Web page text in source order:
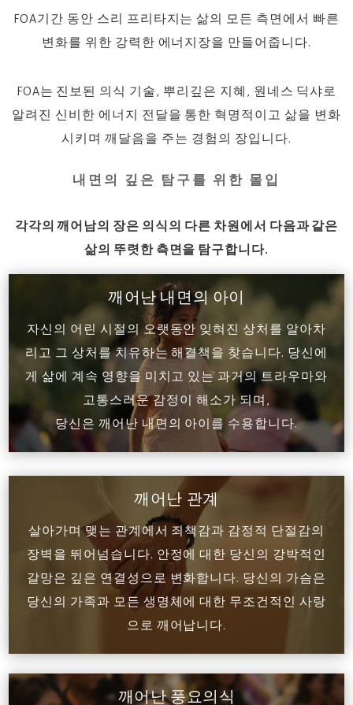
FOA기간 동안 스리 프리타지는 삶의 모든 측면에서 빠른
변화를 위한 강력한 에너지장을 만들어줍니다.
FOA는 진보된 의식 기술, 뿌리깊은 지혜, 원네스 딕샤로
알려진 신비한 에너지 전달을 통한 혁명적이고 삶을 변화
시키며 깨달음을 주는 경험의 장입니다.
내면의 깊은 탐구를 위한 몰입
각각의 깨어남의 장은 의식의 다른 차원에서 다음과 같은
삶의 뚜렷한 측면을 탐구합니다.
깨어난 내면의 아이
자신의 어린 시절의 오랫동안 잊혀진 상처를 알아차
리고 그 상처를 치유하는 해결책을 찾습니다. 당신에
게 삶에 계속 영향을 미치고 있는 과거의 트라우마와
고통스러운 감정이 해소가 되며,
당신은 깨어난 내면의 아이를 수용합니다.
깨어난 관계
살아가며 맺는 관계에서 죄책감과 감정적 단절감의
장벽을 뛰어넘습니다. 안정에 대한 당신의 강박적인
갈망은 깊은 연결성으로 변화합니다. 당신의 가슴은
당신의 가족과 모든 생명체에 대한 무조건적인 사랑
으로 깨어납니다.
깨어난 풍요의식